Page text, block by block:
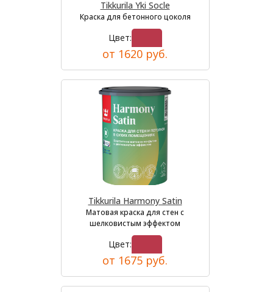
Tikkurila Yki Socle
Краска для бетонного цоколя
Цвет:
от 1620 руб.
Tikkurila Harmony Satin
Матовая краска для стен с
шелковистым эффектом
Цвет:
от 1675 руб.